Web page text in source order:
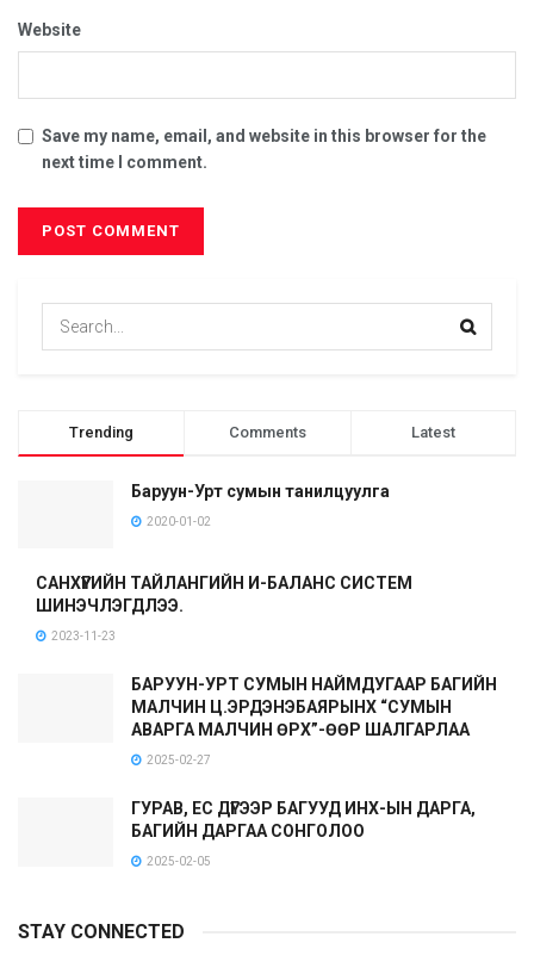
Website
Save my name, email, and website in this browser for the
next time I comment.
Trending Comments Latest
Баруун-Урт сумын танилцуулга
2020-01-02
САНХҮҮГИЙН ТАЙЛАНГИЙН И-БАЛАНС СИСТЕМ
ШИНЭЧЛЭГДЛЭЭ.
2023-11-23
БАРУУН-УРТ СУМЫН НАЙМДУГААР БАГИЙН
МАЛЧИН Ц.ЭРДЭНЭБАЯРЫНХ “СУМЫН
АВАРГА МАЛЧИН ӨРХ”-ӨӨР ШАЛГАРЛАА
2025-02-27
ГУРАВ, ЕС ДҮГЭЭР БАГУУД ИНХ-ЫН ДАРГА,
БАГИЙН ДАРГАА СОНГОЛОО
2025-02-05
STAY CONNECTED